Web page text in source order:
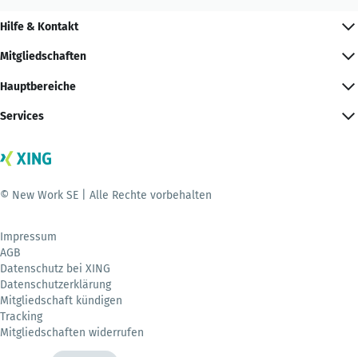
Hilfe & Kontakt
Mitgliedschaften
Hauptbereiche
Services
© New Work SE | Alle Rechte vorbehalten
Impressum
AGB
Datenschutz bei XING
Datenschutzerklärung
Mitgliedschaft kündigen
Tracking
Mitgliedschaften widerrufen